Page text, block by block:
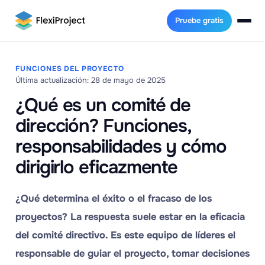
Pruebe gratis
FUNCIONES DEL PROYECTO
Última actualización: 28 de mayo de 2025
¿Qué es un comité de
dirección? Funciones,
responsabilidades y cómo
dirigirlo eficazmente
¿Qué determina el éxito o el fracaso de los
proyectos? La respuesta suele estar en la eficacia
del comité directivo. Es este equipo de líderes el
responsable de guiar el proyecto, tomar decisiones